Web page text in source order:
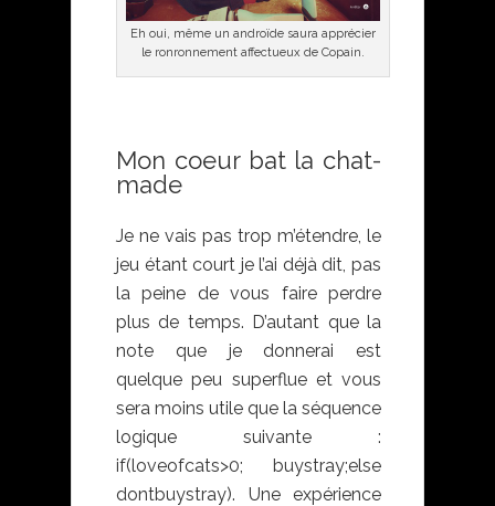
Eh oui, même un androïde saura apprécier
le ronronnement affectueux de Copain.
Mon coeur bat la chat-
made
Je ne vais pas trop m’étendre, le
jeu étant court je l’ai déjà dit, pas
la peine de vous faire perdre
plus de temps. D’autant que la
note que je donnerai est
quelque peu superflue et vous
sera moins utile que la séquence
logique suivante :
if(loveofcats>0; buystray;else
dontbuystray). Une expérience